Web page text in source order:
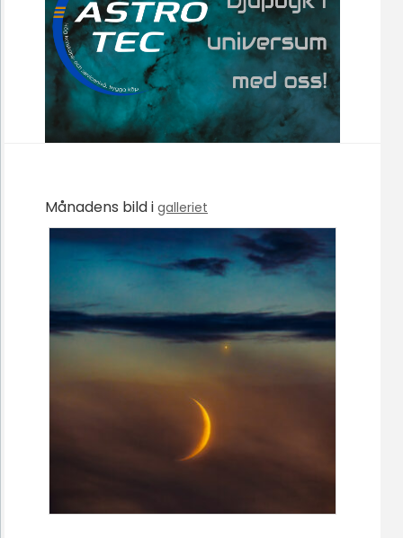
Månadens bild i galleriet